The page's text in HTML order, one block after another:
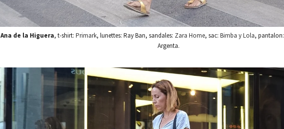
Ana de la Higuera, t-shirt: Primark, lunettes: Ray Ban, sandales: Zara Home, sac: Bimba y Lola, pantalon:
Argenta.